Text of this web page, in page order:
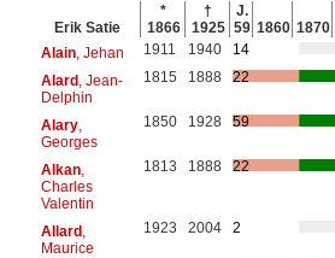
Erik Satie
*
1866
†
1925
J.
59 1860 1870
Alain, Jehan 1911 1940
14
Alard, Jean-
Delphin
1815 1888 22
Alary,
Georges
1850 1928 59
Alkan,
Charles
Valentin
1813 1888 22
Allard,
Maurice
1923 2004 2